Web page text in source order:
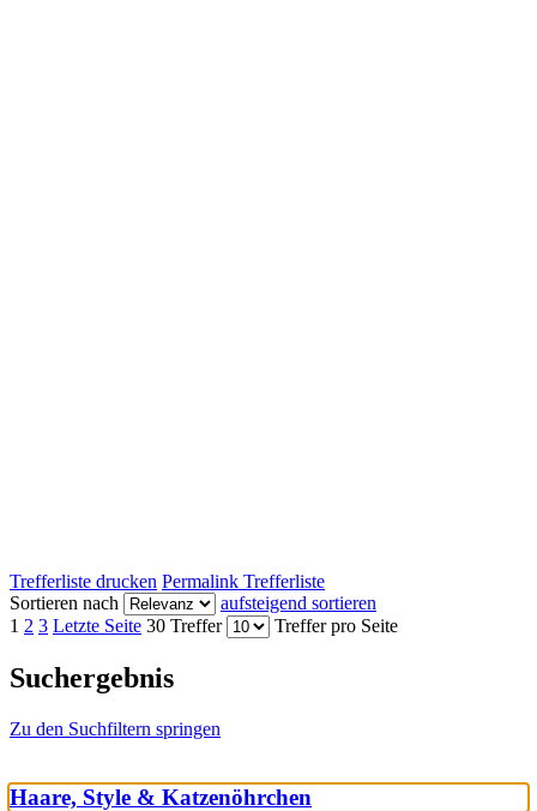
Trefferliste drucken Permalink Trefferliste
Sortieren nach
aufsteigend sortieren
1 2 3 Letzte Seite 30 Treffer Treffer pro Seite
Suchergebnis
Zu den Suchfiltern springen
Haare, Style & Katzenöhrchen